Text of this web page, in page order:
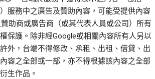
）服務中之廣告及贊助內容，可能受提供內容
助商或廣告商（或其代表人員或公司）所有
保護。除非經Google或相關內容所有人另以
外，台端不得修改、承租、出租、借貸、出
容之全部或一部，亦不得根據該內容之全部
生作品。